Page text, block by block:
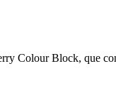
Colour Block, que